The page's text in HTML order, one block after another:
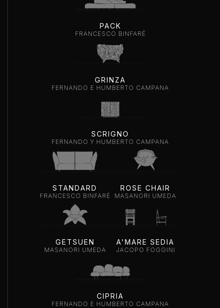
PACK
FRANCESCO BINFARÉ
GRINZA
FERNANDO E HUMBERTO CAMPANA
SCRIGNO
FERNANDO Y HUMBERTO CAMPANA
STANDARD
FRANCESCO BINFARÉ
ROSE CHAIR
MASANORI UMEDA
GETSUEN
MASANORI UMEDA
A'MARE SEDIA
JACOPO FOGGINI
CIPRIA
FERNANDO E HUMBERTO CAMPANA